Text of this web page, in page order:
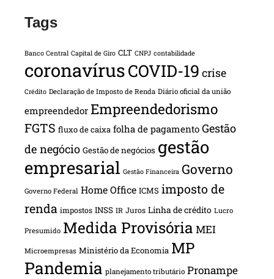
Tags
Banco Central Capital de Giro CLT CNPJ contabilidade
coronavírusCOVID-19 crise
Crédito Declaração de Imposto de Renda Diário oficial da união
empreendedor Empreendedorismo
FGTS fluxo de caixa folha de pagamento Gestão
de negócio Gestão de negócios gestão
empresarial Gestão Financeira Governo
Governo Federal Home Office ICMS imposto de
renda impostos INSS IR Juros Linha de crédito Lucro
Presumido Medida Provisória MEI
Microempresas Ministério da Economia MP
Pandemia planejamento tributário Pronampe